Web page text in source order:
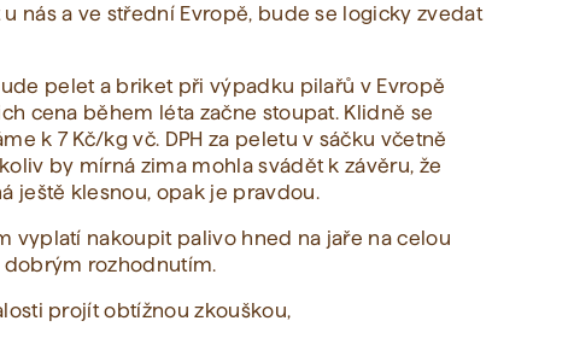
nás a ve střední Evropě, bude se logicky zvedat
pelet a briket při výpadku pilařů v Evropě
cena během léta začne stoupat. Klidně se
k 7 Kč/kg vč. DPH za peletu v sáčku včetně
by mírná zima mohla svádět k závěru, že
ještě klesnou, opak je pravdou.
vyplatí nakoupit palivo hned na jaře na celou
dobrým rozhodnutím.
projít obtížnou zkouškou,